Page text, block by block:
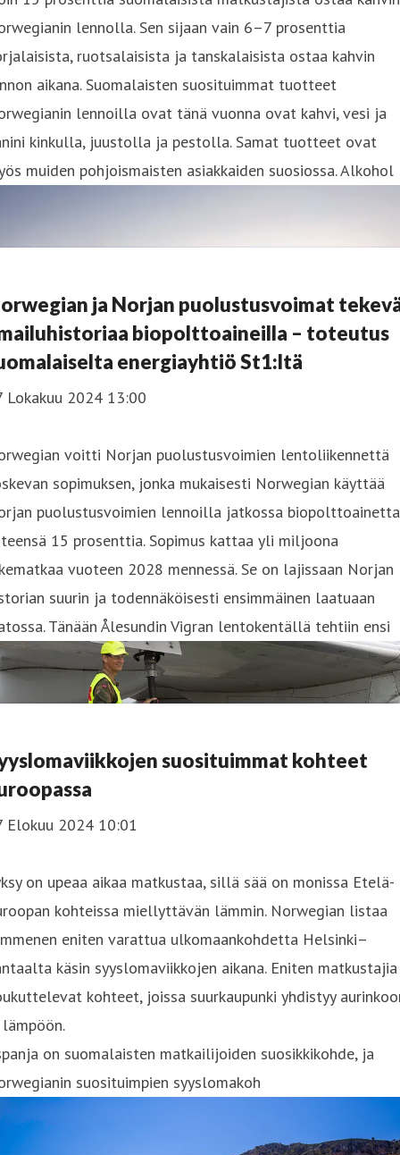
lennolla. Sen sijaan vain 6–7 prosenttia
ruotsalaisista ja tanskalaisista ostaa kahvin
aikana. Suomalaisten suosituimmat tuotteet
lennoilla ovat tänä vuonna ovat kahvi, vesi ja
kinkulla, juustolla ja pestolla. Samat tuotteet ovat
muiden pohjoismaisten asiakkaiden suosiossa. Alkohol
ja Norjan puolustusvoimat
biopolttoaineilla – toteutus
energiayhtiö St1:ltä
Lokakuu 2024 13:00
voitti Norjan puolustusvoimien lentoliikennettä
sopimuksen, jonka mukaisesti Norwegian käyttää
puolustusvoimien lennoilla jatkossa biopolttoainetta
15 prosenttia. Sopimus kattaa yli miljoona
vuoteen 2028 mennessä. Se on lajissaan Norjan
suurin ja todennäköisesti ensimmäinen laatuaan
Tänään Ålesundin Vigran lentokentällä tehtiin ensi
suosituimmat kohteet
Elokuu 2024 10:01
on upeaa aikaa matkustaa, sillä sää on monissa Etelä-
kohteissa miellyttävän lämmin. Norwegian listaa
eniten varattua ulkomaankohdetta Helsinki–
käsin syyslomaviikkojen aikana. Eniten matkustajia
kohteet, joissa suurkaupunki yhdistyy
on suomalaisten matkailijoiden suosikkikohde, ja
suosituimpien syyslomakoh